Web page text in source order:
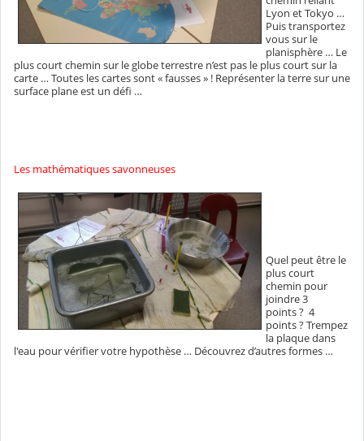
Lyon et Tokyo …
Puis transportez
vous sur le
planisphère … Le
plus court chemin sur le globe terrestre n’est pas le plus court sur la
carte … Toutes les cartes sont « fausses » ! Représenter la terre sur une
surface plane est un défi …
Les mathématiques savonneuses
Quel peut être le
plus court
chemin pour
joindre 3
points ? 4
points ? Trempez
la plaque dans
l'eau pour vérifier votre hypothèse … Découvrez d’autres formes …